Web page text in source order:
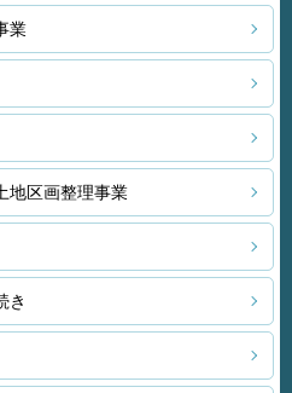
業
地区画整理事業
き